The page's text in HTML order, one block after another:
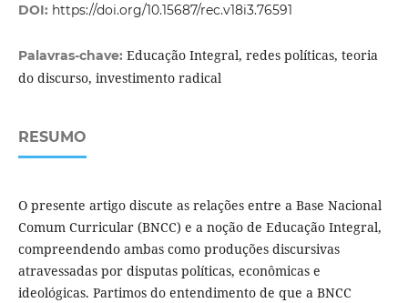
DOI: https://doi.org/10.15687/rec.v18i3.76591
Palavras-chave: Educação Integral, redes políticas, teoria
do discurso, investimento radical
RESUMO
O presente artigo discute as relações entre a Base Nacional
Comum Curricular (BNCC) e a noção de Educação Integral,
compreendendo ambas como produções discursivas
atravessadas por disputas políticas, econômicas e
ideológicas. Partimos do entendimento de que a BNCC